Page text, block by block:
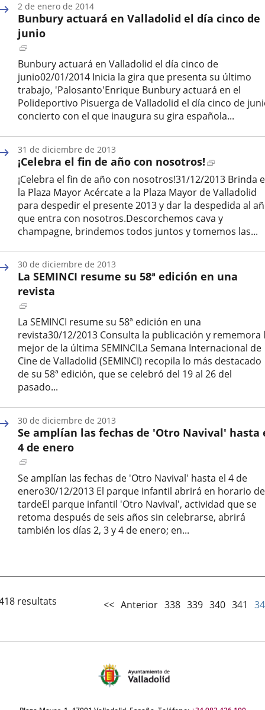
la
noticia
Bunbury actuará en Valladolid el día cinco de
junio
Enlace
a
una
aplicación
externa.
Bunbury actuará en Valladolid el día cinco de
junio02/01/2014 Inicia la gira que presenta su último
trabajo, 'Palosanto'Enrique Bunbury actuará en el
Polideportivo Pisuerga de Valladolid el día cinco de
concierto con el que inaugura su gira española...
la
noticia
2 de enero de 2014
¡Celebra el fin de año con nosotros!
Enlace
a
una
aplicación
externa.
¡Celebra el fin de año con nosotros!31/12/2013 Brinda
la Plaza Mayor Acércate a la Plaza Mayor de Valladolid
para despedir el presente 2013 y dar la despedida al
que entra con nosotros.Descorchemos cava y
champagne, brindemos todos juntos y tomemos las...
la
noticia
31 de diciembre de 2013
La SEMINCI resume su 58ª edición en una
revista
Enlace
a
una
aplicación
externa.
La SEMINCI resume su 58ª edición en una
revista30/12/2013 Consulta la publicación y rememora
mejor de la última SEMINCILa Semana Internacional de
Cine de Valladolid (SEMINCI) recopila lo más destacado
de su 58ª edición, que se celebró del 19 al 26 del
pasado...
la
noticia
30 de diciembre de 2013
Se amplían las fechas de 'Otro Navival' hasta
4 de enero
Enlace
a
una
aplicación
externa.
Se amplían las fechas de 'Otro Navival' hasta el 4 de
enero30/12/2013 El parque infantil abrirá en horario de
tardeEl parque infantil 'Otro Navival', actividad que se
retoma después de seis años sin celebrarse, abrirá
también los días 2, 3 y 4 de enero; en...
noticia
30 de diciembre de 2013
resultats << Anterior 338 339 340 341